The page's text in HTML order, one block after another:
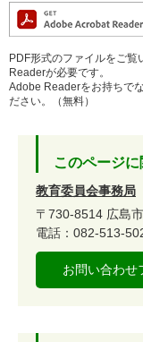
PDF形式のファイルをご
Readerが必要です。
Adobe Readerをお持ちで
ださい。（無料）
このページ
教育委員会事務局
〒730-8514 広島
電話：082-513-
お問い合わせ